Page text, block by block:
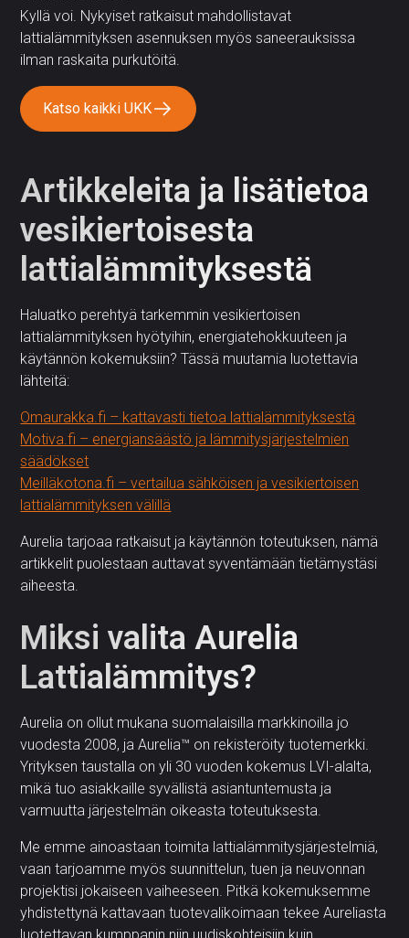
Kyllä voi. Nykyiset ratkaisut mahdollistavat
lattialämmityksen asennuksen myös saneerauksissa
ilman raskaita purkutöitä.
Katso kaikki UKK
Artikkeleita ja lisätietoa
vesikiertoisesta
lattialämmityksestä
Haluatko perehtyä tarkemmin vesikiertoisen
lattialämmityksen hyötyihin, energiatehokkuuteen ja
käytännön kokemuksiin? Tässä muutamia luotettavia
lähteitä:
Omaurakka.fi – kattavasti tietoa lattialämmityksestä
Motiva.fi – energiansäästö ja lämmitysjärjestelmien
säädökset
Meilläkotona.fi – vertailua sähköisen ja vesikiertoisen
lattialämmityksen välillä
Aurelia tarjoaa ratkaisut ja käytännön toteutuksen, nämä
artikkelit puolestaan auttavat syventämään tietämystäsi
aiheesta.
Miksi valita Aurelia
Lattialämmitys?
Aurelia on ollut mukana suomalaisilla markkinoilla jo
vuodesta 2008, ja Aurelia™ on rekisteröity tuotemerkki.
Yrityksen taustalla on yli 30 vuoden kokemus LVI-alalta,
mikä tuo asiakkaille syvällistä asiantuntemusta ja
varmuutta järjestelmän oikeasta toteutuksesta.
Me emme ainoastaan toimita lattialämmitysjärjestelmiä,
vaan tarjoamme myös suunnittelun, tuen ja neuvonnan
projektisi jokaiseen vaiheeseen. Pitkä kokemuksemme
yhdistettynä kattavaan tuotevalikoimaan tekee Aureliasta
luotettavan kumppanin niin uudiskohteisiin kuin